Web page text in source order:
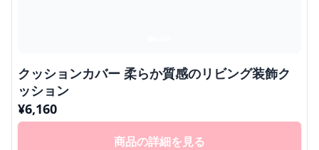
クッションカバー 柔らか質感のリビング装飾ク
ッション
¥6,160
商品の詳細を見る